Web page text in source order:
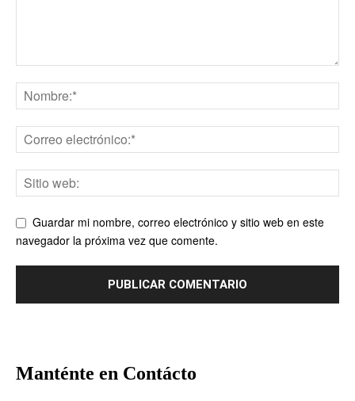
Guardar mi nombre, correo electrónico y sitio web en este
navegador la próxima vez que comente.
Manténte en Contácto